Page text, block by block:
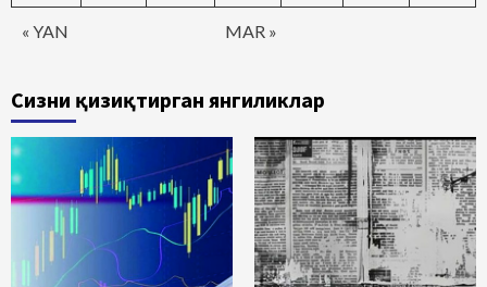
« YAN MAR »
Сизни қизиқтирган янгиликлар